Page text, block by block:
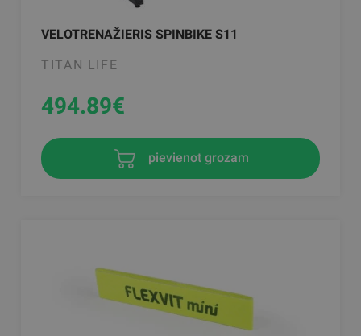
VELOTRENAŽIERIS SPINBIKE S11
TITAN LIFE
494.89€
pievienot grozam